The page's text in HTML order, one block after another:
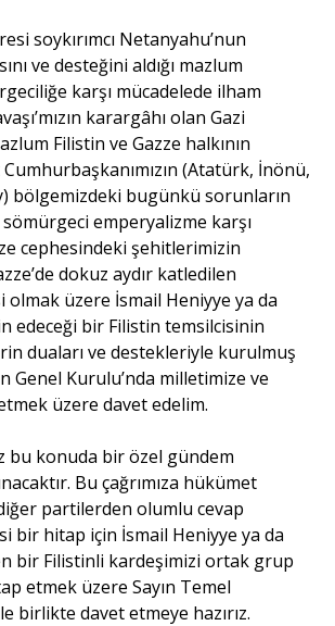
Yazarlar
Eğitim
Dosya Haber
Ankara Analiz
Sağlık
soykırımcı Netanyahu’nun
ve desteğini aldığı mazlum
karşı mücadelede ilham
karargâhı olan Gazi
Filistin ve Gazze halkının
Cumhurbaşkanımızın (Atatürk, İnönü,
bölgemizdeki bugünkü sorunların
emperyalizme karşı
cephesindeki şehitlerimizin
dokuz aydır katledilen
olmak üzere İsmail Heniyye ya da
edeceği bir Filistin temsilcisinin
duaları ve destekleriyle kurulmuş
Genel Kurulu’nda milletimize ve
üzere davet edelim.
bu konuda bir özel gündem
Bu çağrımıza hükümet
partilerden olumlu cevap
bir hitap için İsmail Heniyye ya da
bir Filistinli kardeşimizi ortak grup
etmek üzere Sayın Temel
birlikte davet etmeye hazırız.